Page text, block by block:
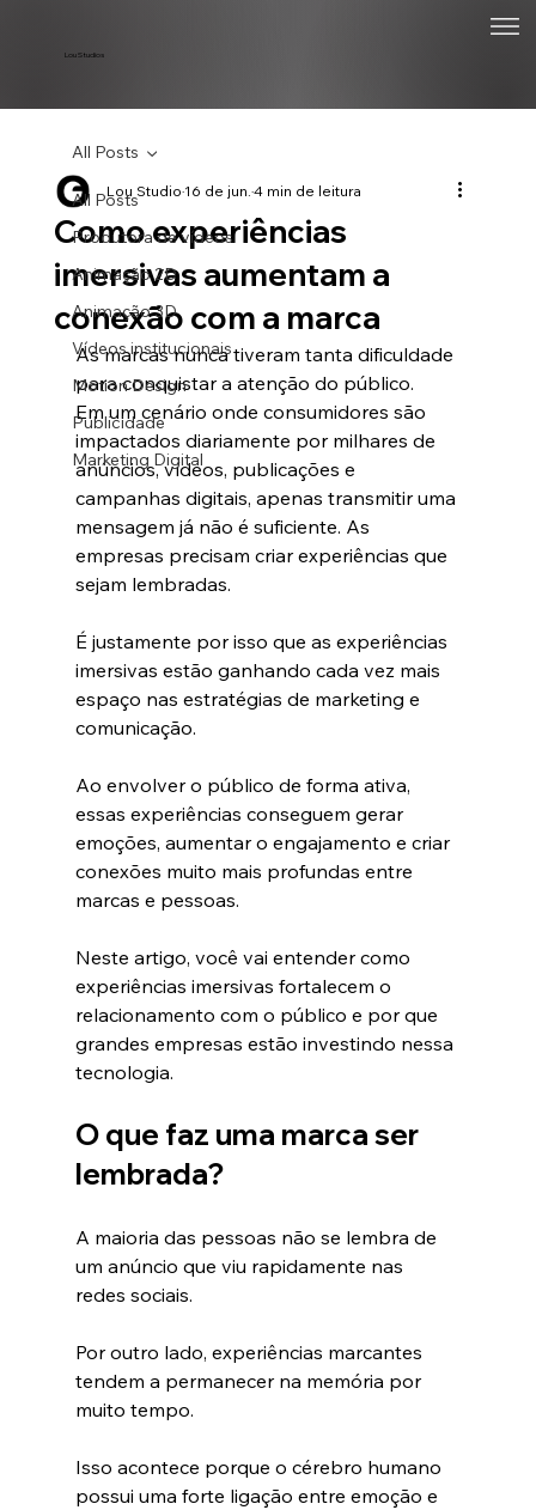
Lou Studios
All Posts
Produtora de vídeos
Animação 2D
Animação 3D
Vídeos institucionais
Motion Design
Publicidade
Marketing Digital
All Posts
Como experiências
imersivas aumentam a
conexão com a marca
Lou Studio16 de jun.4 min de leitura
As marcas nunca tiveram tanta dificuldade
para conquistar a atenção do público.
Em um cenário onde consumidores são
impactados diariamente por milhares de
anúncios, vídeos, publicações e
campanhas digitais, apenas transmitir uma
mensagem já não é suficiente. As
empresas precisam criar experiências que
sejam lembradas.
É justamente por isso que as experiências
imersivas estão ganhando cada vez mais
espaço nas estratégias de marketing e
comunicação.
Ao envolver o público de forma ativa,
essas experiências conseguem gerar
emoções, aumentar o engajamento e criar
conexões muito mais profundas entre
marcas e pessoas.
Neste artigo, você vai entender como
experiências imersivas fortalecem o
relacionamento com o público e por que
grandes empresas estão investindo nessa
tecnologia.
O que faz uma marca ser
lembrada?
A maioria das pessoas não se lembra de
um anúncio que viu rapidamente nas
redes sociais.
Por outro lado, experiências marcantes
tendem a permanecer na memória por
muito tempo.
Isso acontece porque o cérebro humano
possui uma forte ligação entre emoção e